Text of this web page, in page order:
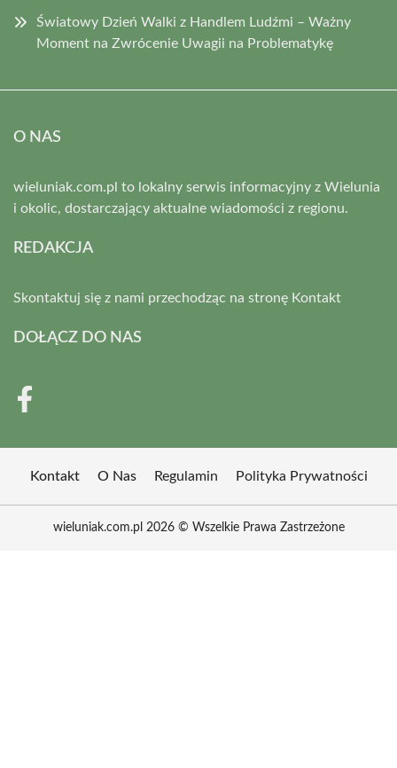
Światowy Dzień Walki z Handlem Ludźmi – Ważny
Moment na Zwrócenie Uwagii na Problematykę
O NAS
wieluniak.com.pl to lokalny serwis informacyjny z Wielunia
i okolic, dostarczający aktualne wiadomości z regionu.
REDAKCJA
Skontaktuj się z nami przechodząc na stronę Kontakt
DOŁĄCZ DO NAS
Kontakt O Nas Regulamin Polityka Prywatności
wieluniak.com.pl 2026 © Wszelkie Prawa Zastrzeżone